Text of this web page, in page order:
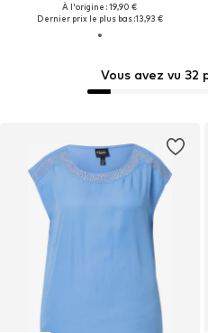
Vous avez vu 32
À l'origine : 19,90 €
Dernier prix le plus bas :13,93 €